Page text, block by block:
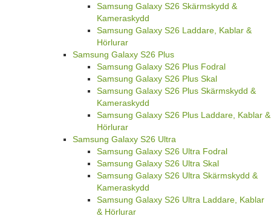
Samsung Galaxy S26 Skärmskydd &
Kameraskydd
Samsung Galaxy S26 Laddare, Kablar &
Hörlurar
Samsung Galaxy S26 Plus
Samsung Galaxy S26 Plus Fodral
Samsung Galaxy S26 Plus Skal
Samsung Galaxy S26 Plus Skärmskydd &
Kameraskydd
Samsung Galaxy S26 Plus Laddare, Kablar &
Hörlurar
Samsung Galaxy S26 Ultra
Samsung Galaxy S26 Ultra Fodral
Samsung Galaxy S26 Ultra Skal
Samsung Galaxy S26 Ultra Skärmskydd &
Kameraskydd
Samsung Galaxy S26 Ultra Laddare, Kablar
& Hörlurar